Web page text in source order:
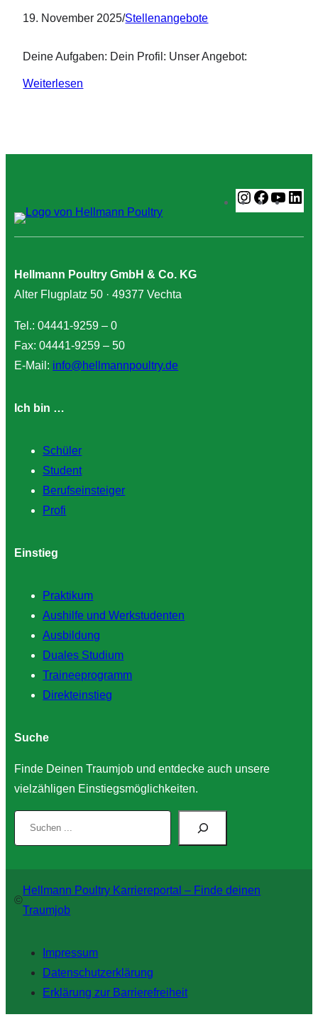
19. November 2025/Stellenangebote
Deine Aufgaben: Dein Profil: Unser Angebot:
Weiterlesen
Instagram
Hellmann Poultry GmbH & Co. KG
Alter Flugplatz 50 · 49377 Vechta
Tel.: 04441-9259 – 0
Fax: 04441-9259 – 50
E-Mail: info@hellmannpoultry.de
Ich bin …
Schüler
Student
Berufseinsteiger
Profi
Einstieg
Praktikum
Aushilfe und Werkstudenten
Ausbildung
Duales Studium
Traineeprogramm
Direkteinstieg
Suche
Finde Deinen Traumjob und entdecke auch unsere
vielzähligen Einstiegsmöglichkeiten.
e
©
Hellmann Poultry Karriereportal – Finde deinen
Traumjob
Impressum
Datenschutz­erklärung
Erklärung zur Barrierefreiheit